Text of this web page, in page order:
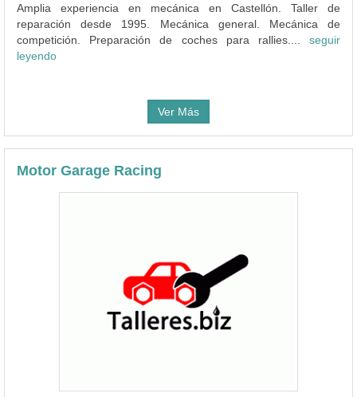
Amplia experiencia en mecánica en Castellón. Taller de
reparación desde 1995. Mecánica general. Mecánica de
competición. Preparación de coches para rallies.... seguir
leyendo
Ver Más
Motor Garage Racing